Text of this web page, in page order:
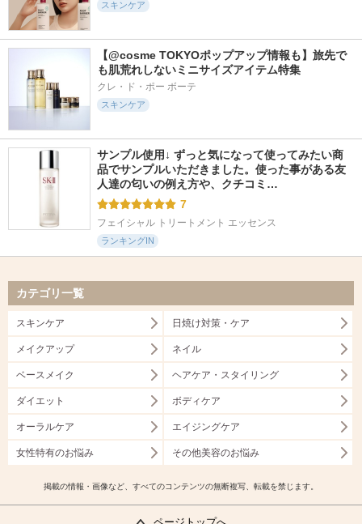
スキンケア
【@cosme TOKYOポップアップ情報も】旅先で
も肌荒れしないミニサイズアイテム特集
クレ・ド・ポー ボーテ
スキンケア
サンプル使用↓ ずっと気になって使ってみたい商
品でサンプルいただきました。使った事がある友
人達の匂いの例え方や、クチコミ…
7
フェイシャル トリートメント エッセンス
ランキングIN
カテゴリ一覧
スキンケア 日焼け対策・ケア
メイクアップ ネイル
ベースメイク ヘアケア・スタイリング
ダイエット ボディケア
オーラルケア エイジングケア
女性特有のお悩み その他美容のお悩み
掲載の情報・画像など、すべてのコンテンツの無断複写、転載を禁じます。